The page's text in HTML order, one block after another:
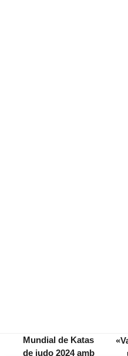
Mundial de Katas
de judo 2024 amb